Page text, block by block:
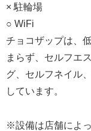
× 駐輪場
○ WiFi
チョコザップは、
まらず、セルフエ
グ、セルフネイル
しています。
※設備は店舗によ